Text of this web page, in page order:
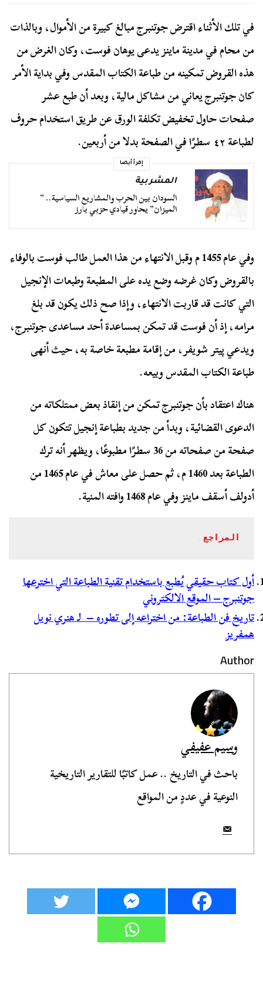
في تلك الأثناء اقترض جوتنبرج مبالغ كبيرة من الأموال، وبالذات
من محام في مدينة ماينز يدعى يوهان فوست، وكان الغرض من
هذه القروض تمكينه من طباعة الكتاب المقدس وفي بداية الأمر
كان جوتنبرج يعاني من مشاكل مالية، وبعد أن طبع عشر
صفحات حاول تخفيض تكلفة الورق عن طريق استخدام حروف
لطباعة ٤٢ سطرًا في الصفحة بدلا من أربعين.
إقرأ أيضا
المشربية
السودان بين الحرب والمشاريع السياسية.. ”
الميزان” يحاور قيادي حزبي بارز
وفي عام 1455 م وقبل الانتهاء من هذا العمل طالب فوست بالوفاء
بالقروض وكان غرضه وضع يده على المطبعة وطبعات الإنجيل
التي كانت قد قاربت الانتهاء، وإذا صح ذلك يكون قد بلغ
مرامه، إذ أن فوست قد تمكن بمساعدة أحد مساعدی جوتنبرج،
ويدعي پيتر شويفر، من إقامة مطبعة خاصة به، حيث أنهى
طباعة الكتاب المقدس وبيعه.
هناك اعتقاد بأن جوتنبرج تمكن من إنقاذ بعض ممتلكاته من
الدعوى القضائية، وبدأ من جديد بطباعة إنجيل تتكون كل
صفحة من صفحاته من 36 سطرًا مطبوعًا، ويظهر أنه ترك
الطباعة بعد 1460 م، ثم حصل على معاش في عام 1465 من
أدولف أسقف ماينز وفي عام 1468 وافته المنية.
المراجع
أول كتاب حقيقي يُطبع باستخدام تقنية الطباعة التي اخترعها
جوتنبرج – الموقع الالكتروني
تاريخ فن الطباعة: من اختراعه إلى تطوره – لـ هنري نويل
همفريز
Author
وسيم عفيفي
باحث في التاريخ .. عمل كاتبًا للتقارير التاريخية
النوعية في عددٍ من المواقع